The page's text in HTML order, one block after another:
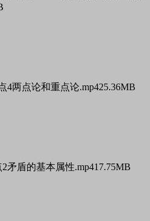
4两点论和重点论.mp425.36MB
矛盾的基本属性.mp417.75MB